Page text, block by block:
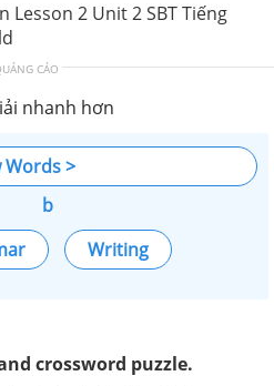
Lesson 2 Unit 2 SBT Tiếng
CÁO
nhanh hơn
Words >
b
Writing
crossword puzzle.